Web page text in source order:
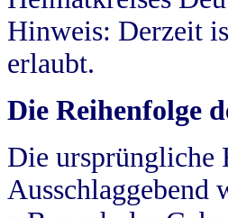
Hinweis: Derzeit
erlaubt.
Die Reihenfolge
Die ursprüngliche
Ausschlaggebend